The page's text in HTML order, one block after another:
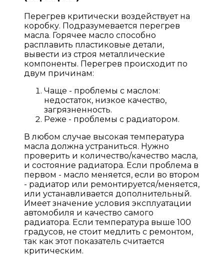
Перегрев критически воздействует на
коробку. Подразумевается перегрев
масла. Горячее масло способно
расплавить пластиковые детали,
вывести из строя металлические
компоненты. Перегрев происходит по
двум причинам:
Чаще - проблемы с маслом:
недостаток, низкое качество,
загрязненность.
Реже - проблемы с радиатором.
В любом случае высокая температура
масла должна устраниться. Нужно
проверить и количество/качество масла,
и состояние радиатора. Если проблема в
первом - масло меняется, если во втором
- радиатор или ремонтируется/меняется,
или устанавливается дополнительный.
Имеет значение условия эксплуатации
автомобиля и качество самого
радиатора. Если температура выше 100
градусов, не стоит медлить с ремонтом,
так как этот показатель считается
критическим.